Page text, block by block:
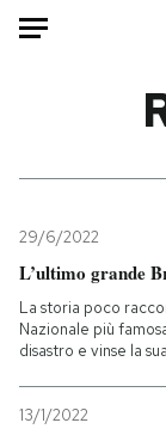
Mondo
Politica
Tecnologia
Internet
Cultura
29/6/2022
L’ultimo grande
La storia poco
Nazionale più
disastro e vinse la
13/1/2022